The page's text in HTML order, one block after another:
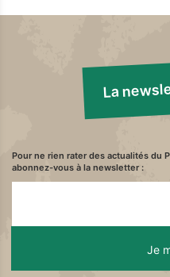
La
Pour ne rien rater des actualités du
abonnez-vous à la newsletter :